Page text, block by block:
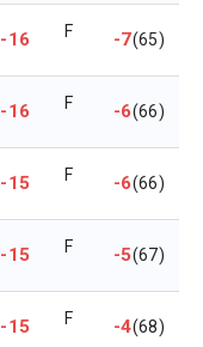
-16 F -7(65)
-16 F -6(66)
-15 F -6(66)
-15 F -5(67)
-15 F -4(68)